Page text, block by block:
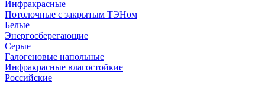
Инфракрасные
Потолочные с закрытым ТЭНом
Белые
Энергосберегающие
Серые
Галогеновые напольные
Инфракрасные влагостойкие
Российские